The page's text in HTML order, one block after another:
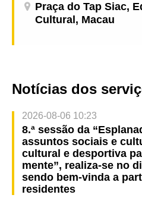
Praça do Tap Siac,
Cultural, Macau
Notícias dos
2026-08-06 10:23
8.ª sessão da
assuntos sociais e
cultural e desportiva
mente”, realiza-se no
sendo bem-vinda a
residentes